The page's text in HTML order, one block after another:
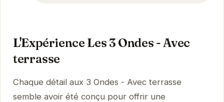
L'Expérience Les 3 Ondes - Avec
terrasse
Chaque détail aux 3 Ondes - Avec terrasse
semble avoir été conçu pour offrir une